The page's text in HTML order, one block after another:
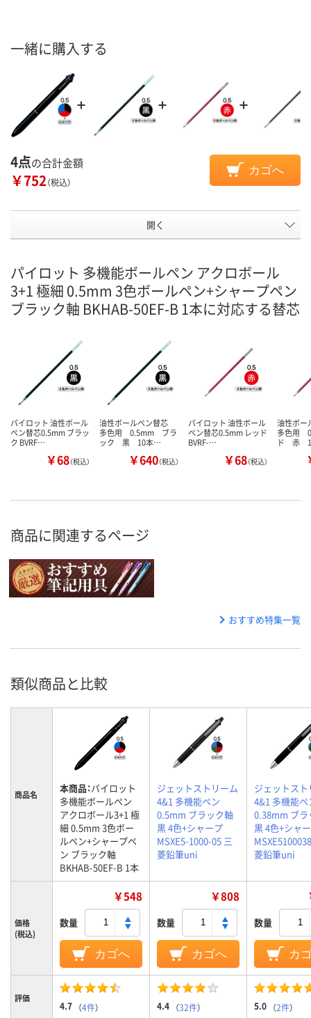
一緒に購入する
4点の合計金額
￥752（税込）
カゴへ
開く
パイロット 多機能ボールペン アクロボール
3+1 極細 0.5mm 3色ボールペン+シャープペン
ブラック軸 BKHAB-50EF-B 1本に対応する替芯
パイロット 油性ボール
ペン替芯0.5mm ブラッ
ク BVRF…
￥68（税込）
油性ボールペン替芯
多色用 0.5mm ブラ
ック 黒 10本…
￥640（税込）
パイロット 油性ボール
ペン替芯0.5mm レッド
BVRF-…
￥68（税込）
油性ボ
多色用
ド 赤
商品に関連するページ
おすすめ特集一覧
類似商品と比較
商品名 本商品：パイロット
多機能ボールペン
アクロボール3+1 極
細 0.5mm 3色ボー
ルペン+シャープペ
ン ブラック軸
BKHAB-50EF-B 1本
ジェットストリーム
4&1 多機能ペン
0.5mm ブラック軸
黒 4色+シャープ
MSXE5-1000-05 三
菱鉛筆uni
ジェットス
4&1 多機能ペ
0.38mm ブラ
黒 4色+シャ
菱鉛筆uni
価格
(税込)
￥548
数量
カゴへ
￥808
数量
カゴへ
数量
カ
評価
4.7 （4件） 4.4 （32件） 5.0 （2件）